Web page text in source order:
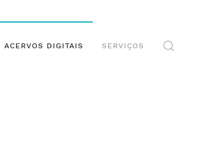
ACERVOS DIGITAIS SERVIÇOS